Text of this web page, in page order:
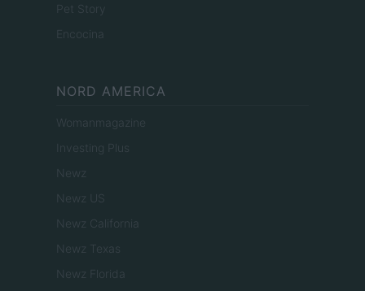
Pet Story
Encocina
NORD AMERICA
Womanmagazine
Investing Plus
Newz
Newz US
Newz California
Newz Texas
Newz Florida